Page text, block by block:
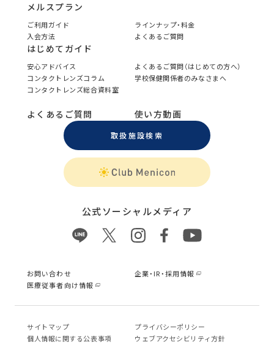
メルスプラン
ご利用ガイド
ラインナップ・料金
入会方法
よくあるご質問
はじめてガイド
安心アドバイス
よくあるご質問（はじめての方へ）
コンタクトレンズコラム
学校保健関係者のみなさまへ
コンタクトレンズ総合資料室
よくあるご質問 使い方動画
取扱施設検索
公式ソーシャルメディア
お問い合わせ
企業・IR・採用情報
医療従事者向け情報
サイトマップ
プライバシーポリシー
個⼈情報に関する公表事項
ウェブアクセシビリティ方針